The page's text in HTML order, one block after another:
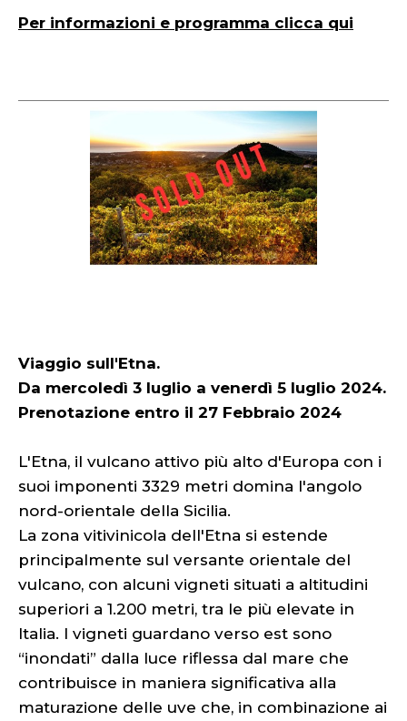
Per informazioni e programma clicca qui
Viaggio sull'Etna.
Da mercoledì 3 luglio a venerdì 5 luglio 2024.
Prenotazione entro il 27 Febbraio 2024
L'Etna, il vulcano attivo più alto d'Europa con i
suoi imponenti 3329 metri domina l'angolo
nord-orientale della Sicilia.
La zona vitivinicola dell'Etna si estende
principalmente sul versante orientale del
vulcano, con alcuni vigneti situati a altitudini
superiori a 1.200 metri, tra le più elevate in
Italia. I vigneti guardano verso est sono
“inondati” dalla luce riflessa dal mare che
contribuisce in maniera significativa alla
maturazione delle uve che, in combinazione ai